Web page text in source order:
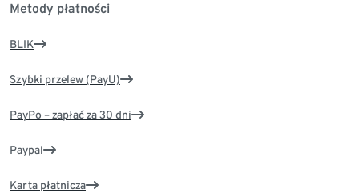
Metody płatności
BLIK
Szybki przelew (PayU)
PayPo – zapłać za 30 dni
Paypal
Karta płatnicza